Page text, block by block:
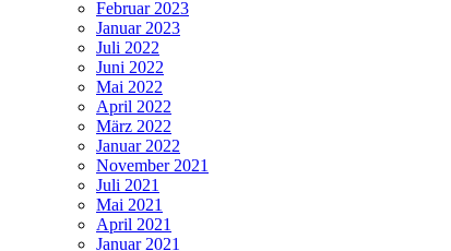
Februar 2023
Januar 2023
Juli 2022
Juni 2022
Mai 2022
April 2022
März 2022
Januar 2022
November 2021
Juli 2021
Mai 2021
April 2021
Januar 2021